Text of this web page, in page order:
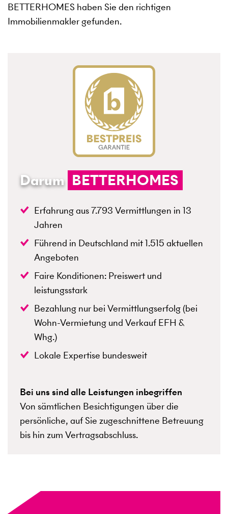
BETTERHOMES haben Sie den richtigen
Immobilienmakler gefunden.
Darum BETTERHOMES
Erfahrung aus7.793 Vermittlungen in 13
Jahren
Führend in Deutschland mit1.515 aktuellen
Angeboten
Faire Konditionen: Preiswert und
leistungsstark
Bezahlung nur bei Vermittlungserfolg (bei
Wohn-Vermietung und Verkauf EFH &
Whg.)
Lokale Expertise bundesweit
Bei uns sind alle Leistungen inbegriffen
Von sämtlichen Besichtigungen über die
persönliche, auf Sie zugeschnittene Betreuung
bis hin zum Vertragsabschluss.